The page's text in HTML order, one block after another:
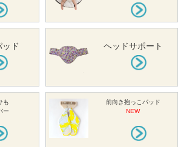
ッド ヘッドサポート
も
ー
前向き抱っこパッド
NEW